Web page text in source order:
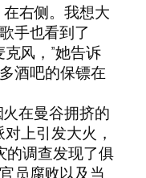
右侧。我想大
手也看到了
克风，”她告诉
酒吧的保镖在
在曼谷拥挤的
上引发大火，
的调查发现了俱
员腐败以及当